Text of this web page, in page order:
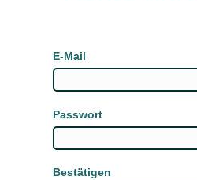
E-Mail
Passwort
Bestätigen